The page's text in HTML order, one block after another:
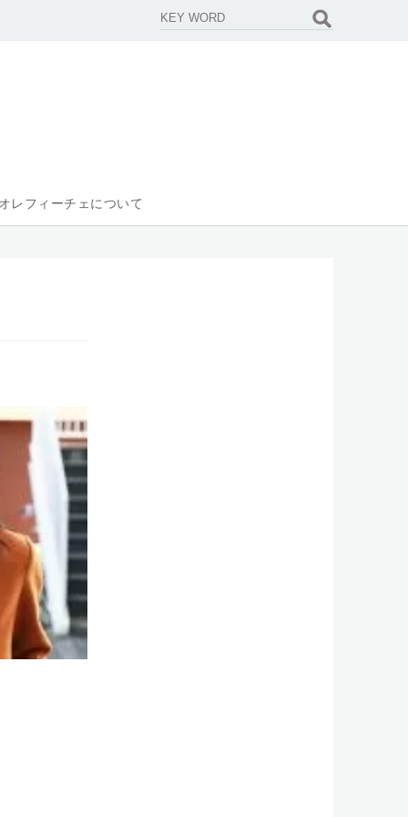
レフィーチェについて